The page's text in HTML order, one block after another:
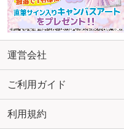
運営会社
ご利用ガイド
利用規約